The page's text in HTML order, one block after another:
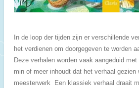
In de loop der tijden zijn er verschillende
het verdienen om doorgegeven te worden
Deze verhalen worden vaak aangeduid
min of meer inhoudt dat het verhaal gezien
meesterwerk Een klassiek verhaal draait